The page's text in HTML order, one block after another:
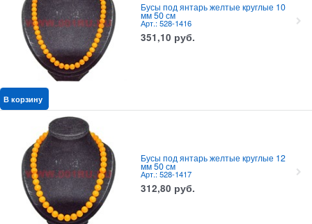
Бусы под янтарь желтые круглые 10
мм 50 см
Арт.: 528-1416
351,10 руб.
В корзину
Бусы под янтарь желтые круглые 12
мм 50 см
Арт.: 528-1417
312,80 руб.